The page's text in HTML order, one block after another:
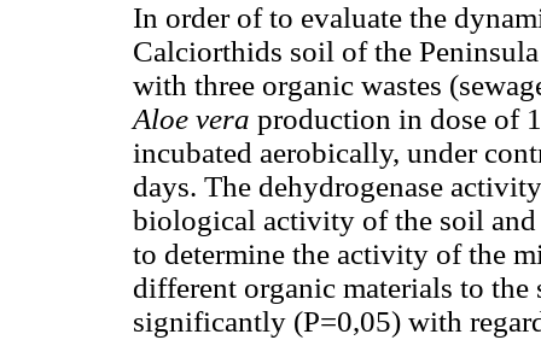
In order of to evaluate the
Calciorthids soil of the
with three organic wastes
Aloe vera production in dose of
incubated aerobically, under
days. The dehydrogenase
biological activity of the soil
to determine the activity of the
different organic materials to
significantly (P=0,05) with